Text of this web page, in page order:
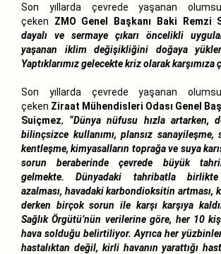
Son yıllarda çevrede yaşanan
çeken ZMO Genel Başkanı Baki Remzi
dayalı ve sermaye çıkarı öncelikli
yaşanan iklim değişikliğini doğaya
Yaptıklarımız gelecekte kriz olarak karşımıza
Son yıllarda çevrede yaşanan
çeken Ziraat Mühendisleri Odası Genel
Suiçmez, “Dünya nüfusu hızla artarken,
bilinçsizce kullanımı, plansız sanayileşme,
kentleşme, kimyasalların toprağa ve suya
sorun beraberinde çevrede büyük
gelmekte. Dünyadaki tahribatla
azalması, havadaki karbondioksitin artması,
derken birçok sorun ile karşı karşıya
Sağlık Örgütü’nün verilerine göre, her 10
hava solduğu belirtiliyor. Ayrıca her
hastalıktan değil, kirli havanın yarattığı